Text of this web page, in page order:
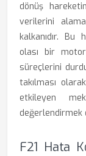
dönüş
verilerini
kalkanıdır. Bu
olası bir
süreçlerini
takılması
etkileyen
değerlendirmek
F21 Hata